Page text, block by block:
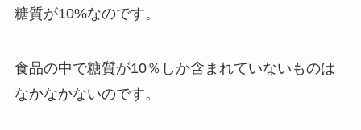
糖質が10%なのです。
食品の中で糖質が10％しか含まれていないものは
なかなかないのです。